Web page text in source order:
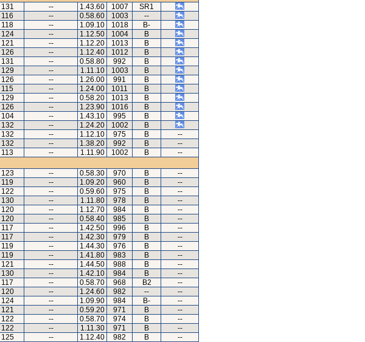
131 -- 1.43.60 1007
SR1
116 -- 0.58.60 1003
--
118 -- 1.09.10 1018
B-
124 -- 1.12.50 1004
B
121 -- 1.12.20 1013
B
126 -- 1.12.40 1012
B
131 -- 0.58.80 992
B
129 -- 1.11.10 1003
B
126 -- 1.26.00 991
B
115 -- 1.24.00 1011
B
129 -- 0.58.20 1013
B
126 -- 1.23.90 1016
B
104 -- 1.43.10 995
B
132 -- 1.24.20 1002
B
132 -- 1.12.10 975 B
--
132 -- 1.38.20 992 B
--
113 -- 1.11.90 1002 B
--
123 -- 0.58.30 970 B
--
119 -- 1.09.20 960 B
--
122 -- 0.59.60 975 B
--
130 -- 1.11.80 978 B
--
120 -- 1.12.70 984 B
--
120 -- 0.58.40 985 B
--
117 -- 1.42.50 996 B
--
117 -- 1.42.30 979 B
--
119 -- 1.44.30 976 B
--
119 -- 1.41.80 983 B
--
121 -- 1.44.50 988 B
--
130 -- 1.42.10 984 B
--
117 -- 0.58.70 968 B2
--
120 -- 1.24.60 982 --
--
124 -- 1.09.90 984 B-
--
121 -- 0.59.20 971 B
--
122 -- 0.58.70 974 B
--
122 -- 1.11.30 971 B
--
125 -- 1.12.40 982 B
--